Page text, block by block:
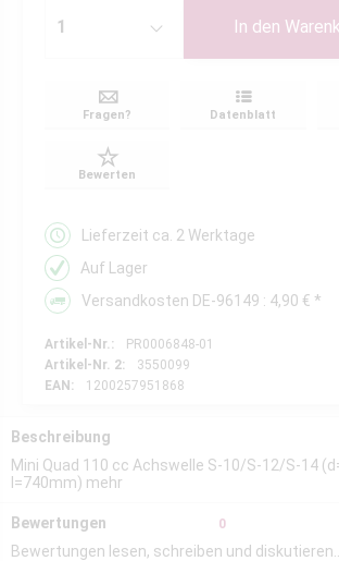
In den
Fragen? Datenblatt
Bewerten
Lieferzeit ca. 2 Werktage
Auf Lager
Versandkosten DE-96149 : 4,90 € *
Artikel-Nr.:
PR0006848-01
Artikel-Nr. 2:
3550099
EAN:
1200257951868
Beschreibung
Mini Quad 110 cc Achswelle S-10/S-12/S-14
l=740mm) mehr
Bewertungen 0
Bewertungen lesen, schreiben und diskutieren...